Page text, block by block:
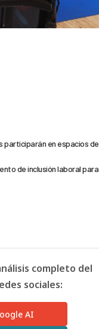
participarán en espacios de
de inclusión laboral para
completo del
sociales:
AI